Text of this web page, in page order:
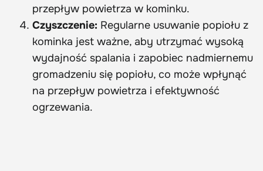
przepływ powietrza w kominku.
Czyszczenie: Regularne usuwanie popiołu z
kominka jest ważne, aby utrzymać wysoką
wydajność spalania i zapobiec nadmiernemu
gromadzeniu się popiołu, co może wpłynąć
na przepływ powietrza i efektywność
ogrzewania.